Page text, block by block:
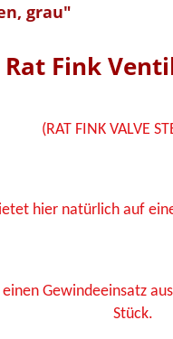
grau"
Fink
(RAT FINK VALVE
hier natürlich auf
Gewindeeinsatz
Stück.